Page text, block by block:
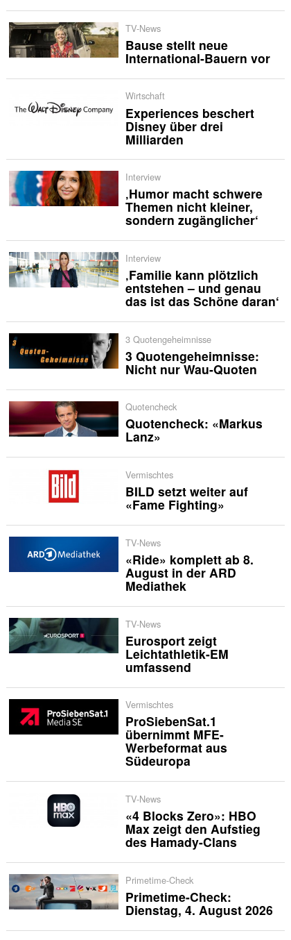
TV-News
Bause stellt neue
International-Bauern vor
Wirtschaft
Experiences beschert
Disney über drei
Milliarden
Interview
‚Humor macht schwere
Themen nicht kleiner,
sondern zugänglicher‘
Interview
‚Familie kann plötzlich
entstehen – und genau
das ist das Schöne daran‘
3 Quotengeheimnisse
3 Quotengeheimnisse:
Nicht nur Wau-Quoten
Quotencheck
Quotencheck: «Markus
Lanz»
Vermischtes
BILD setzt weiter auf
«Fame Fighting»
TV-News
«Ride» komplett ab 8.
August in der ARD
Mediathek
TV-News
Eurosport zeigt
Leichtathletik-EM
umfassend
Vermischtes
ProSiebenSat.1
übernimmt MFE-
Werbeformat aus
Südeuropa
TV-News
«4 Blocks Zero»: HBO
Max zeigt den Aufstieg
des Hamady-Clans
Primetime-Check
Primetime-Check:
Dienstag, 4. August 2026